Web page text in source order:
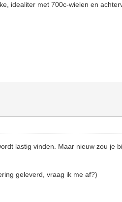
idealiter met 700c-wielen en
lastig vinden. Maar nieuw zou je
geleverd, vraag ik me af?)